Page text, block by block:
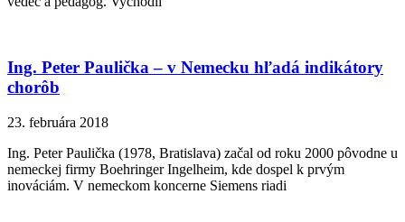
Ing. Peter Paulička – v Nemecku hľadá indikátory
chorôb
23. februára 2018
Ing. Peter Paulička (1978, Bratislava) začal od roku 2000 pôvodne u
nemeckej firmy Boehringer Ingelheim, kde dospel k prvým
inováciám. V nemeckom koncerne Siemens riadi